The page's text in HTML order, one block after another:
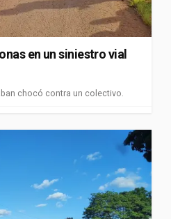
en un siniestro vial
chocó contra un colectivo.